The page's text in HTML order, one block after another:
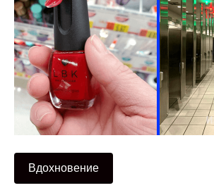
Вдохновение